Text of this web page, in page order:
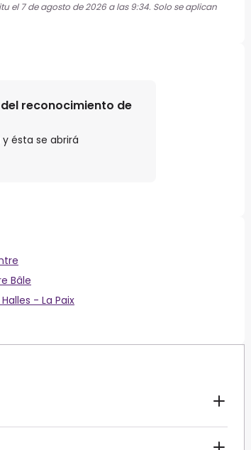
el 7 de agosto de 2026 a las 9:34. Solo se aplican
reconocimiento de
ésta se abrirá
Bâle
Halles - La Paix